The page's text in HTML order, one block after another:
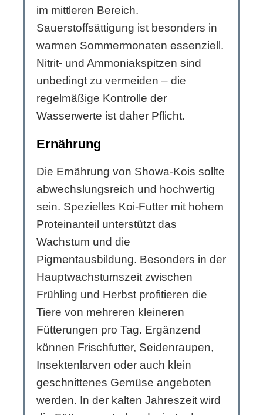
im mittleren Bereich.
Sauerstoffsättigung ist besonders in
warmen Sommermonaten essenziell.
Nitrit- und Ammoniakspitzen sind
unbedingt zu vermeiden – die
regelmäßige Kontrolle der
Wasserwerte ist daher Pflicht.
Ernährung
Die Ernährung von Showa-Kois sollte
abwechslungsreich und hochwertig
sein. Spezielles Koi-Futter mit hohem
Proteinanteil unterstützt das
Wachstum und die
Pigmentausbildung. Besonders in der
Hauptwachstumszeit zwischen
Frühling und Herbst profitieren die
Tiere von mehreren kleineren
Fütterungen pro Tag. Ergänzend
können Frischfutter, Seidenraupen,
Insektenlarven oder auch klein
geschnittenes Gemüse angeboten
werden. In der kalten Jahreszeit wird